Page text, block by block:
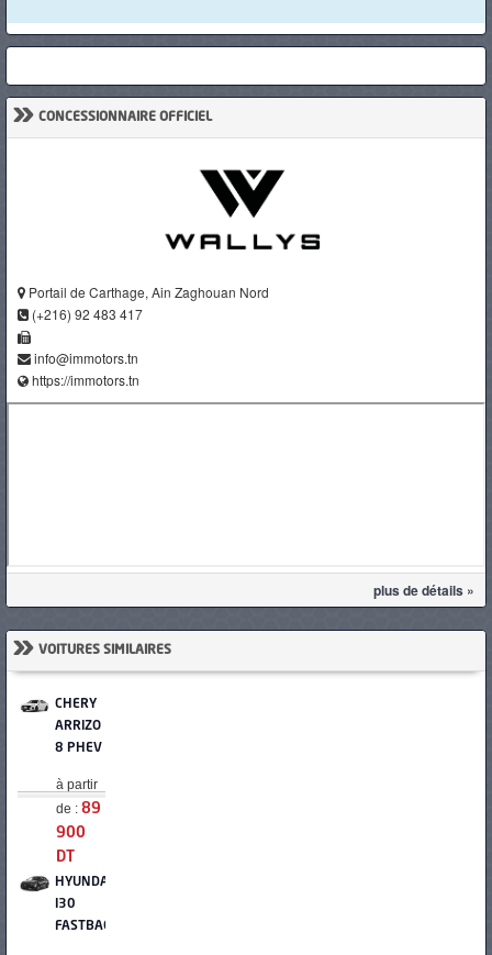
» CONCESSIONNAIRE OFFICIEL
Portail de Carthage, Ain Zaghouan Nord
(+216) 92 483 417
info@immotors.tn
https://immotors.tn
plus de détails »
» VOITURES SIMILAIRES
CHERY
ARRIZO
8 PHEV
à partir
de : 89
900
DT
HYUNDAI
I30
FASTBACK